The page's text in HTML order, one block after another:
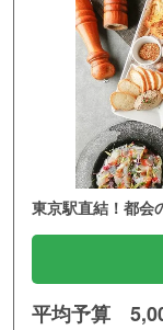
東京駅直結！都会
平均予算